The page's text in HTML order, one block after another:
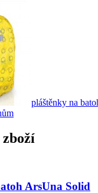
pláštěnky na
ArsUna Solid